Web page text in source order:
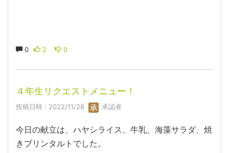
0 2 0
４年生リクエストメニュー！
投稿日時 : 2022/11/28 承認者
今日の献立は、ハヤシライス、牛乳、海藻サラダ、焼
きブリンタルトでした。